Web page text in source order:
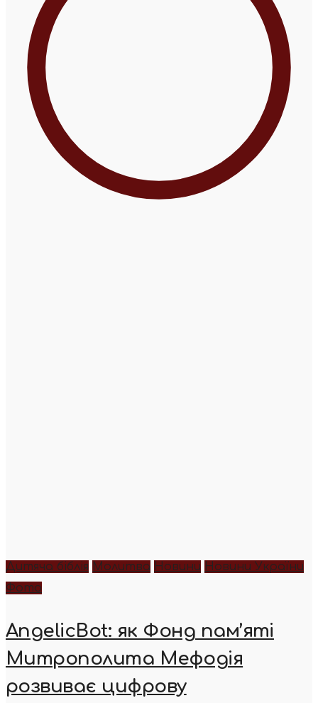
Дитяча біблія Молитва Новини Новини України
Фото
AngelicBot: як Фонд пам’яті
Митрополита Мефодія
розвиває цифрову